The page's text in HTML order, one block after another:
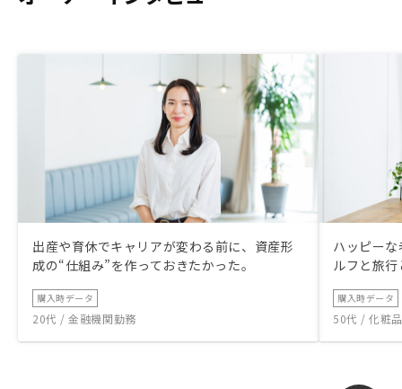
出産や育休でキャリアが変わる前に、資産形
成の“仕組み”を作っておきたかった。
購入時データ
20代 / 金融機関勤務
ハッピー
ルフと旅
購入時データ
50代 / 化粧